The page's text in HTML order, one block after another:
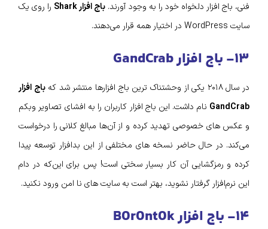
فنی، باج‌ افزار دلخواه خود را به وجود آورند. باج افزار Shark
را روی یک
سایت WordPress در اختیار همه قرار می‌دهند.
۱۳- باج افزار GandCrab
در سال ۲۰۱۸ یکی از وحشتناک‌ ترین باج افزار‌ها منتشر شد که
باج افزار
GandCrab نام داشت. این باج افزار کاربران را به افشای تصاویر وبکم
و عکس‌ های خصوصی تهدید کرده و از آن‌ها مبالغ کلانی را درخواست
می‌کند. در حال حاضر نسخه‌ های مختلفی از این بدافزار توسعه پیدا
کرده و رمزگشایی آن کار بسیار سختی است! پس برای این‌که در دام
این نرم‌افزار گرفتار نشوید، بهتر است به سایت‌ های نا امن ورود نکنید.
۱۴- باج افزار B0r0nt0k